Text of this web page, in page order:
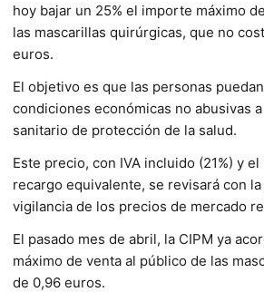
hoy bajar un 25% el importe máximo
las mascarillas quirúrgicas, que no
euros.
El objetivo es que las personas
condiciones económicas no abusivas
sanitario de protección de la salud.
Este precio, con IVA incluido (21%) y
recargo equivalente, se revisará con
vigilancia de los precios de mercado
El pasado mes de abril, la CIPM ya
máximo de venta al público de las
de 0,96 euros.